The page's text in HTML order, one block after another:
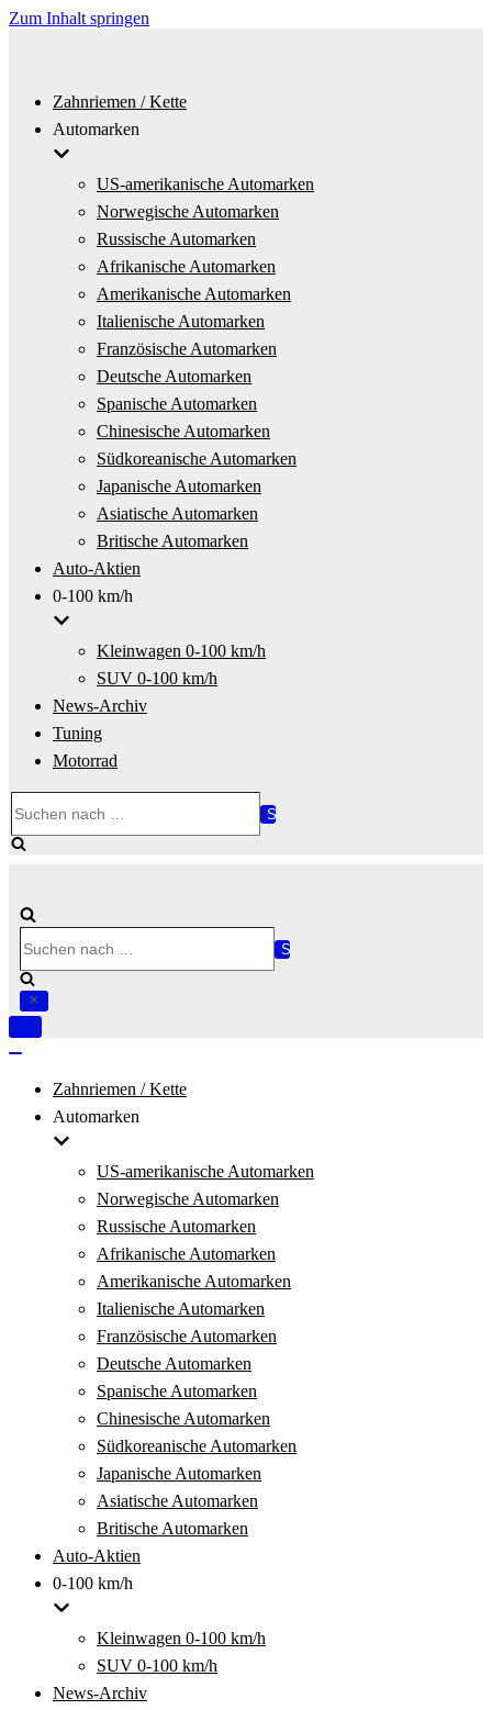
Zum Inhalt springen
Zahnriemen / Kette
Automarken
US-amerikanische Automarken
Norwegische Automarken
Russische Automarken
Afrikanische Automarken
Amerikanische Automarken
Italienische Automarken
Französische Automarken
Deutsche Automarken
Spanische Automarken
Chinesische Automarken
Südkoreanische Automarken
Japanische Automarken
Asiatische Automarken
Britische Automarken
Auto-Aktien
0-100 km/h
Kleinwagen 0-100 km/h
SUV 0-100 km/h
News-Archiv
Tuning
Motorrad
nach …
nach …
Navigation
Zahnriemen / Kette
Automarken
US-amerikanische Automarken
Norwegische Automarken
Russische Automarken
Afrikanische Automarken
Amerikanische Automarken
Italienische Automarken
Französische Automarken
Deutsche Automarken
Spanische Automarken
Chinesische Automarken
Südkoreanische Automarken
Japanische Automarken
Asiatische Automarken
Britische Automarken
Auto-Aktien
0-100 km/h
Kleinwagen 0-100 km/h
SUV 0-100 km/h
News-Archiv